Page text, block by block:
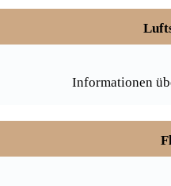
Informationen